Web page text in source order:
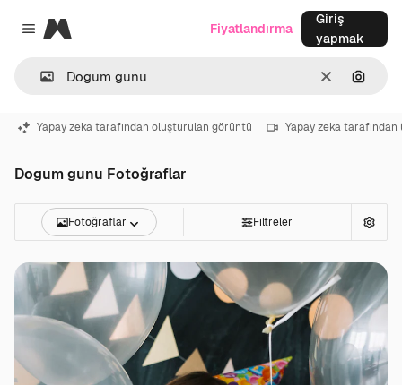
Close menu
Magnific
Temizlemek
Fiyatlandırma
Giriş
yapmak
Yapay zeka tarafından oluşturulan görüntü Yapay zeka
Dogum gunu Fotoğraflar
Fotoğraflar Filtreler